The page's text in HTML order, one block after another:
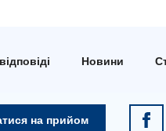
Новини
на прийом